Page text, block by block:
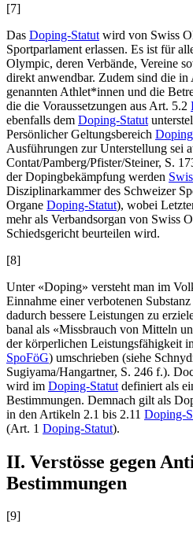
[7]
Das Doping-Statut wird von Swiss
Sportparlament erlassen. Es ist für
Olympic, deren Verbände, Vereine
direkt anwendbar. Zudem sind die in
genannten Athlet*innen und die
die die Voraussetzungen aus Art. 5.2
ebenfalls dem Doping-Statut
Persönlicher Geltungsbereich
Ausführungen zur Unterstellung sei
Contat/Pamberg/Pfister/Steiner, S.
der Dopingbekämpfung werden
Disziplinarkammer des Schweizer
Organe Doping-Statut), wobei
mehr als Verbandsorgan von Swiss
Schiedsgericht beurteilen wird.
[8]
Unter «Doping» versteht man im
Einnahme einer verbotenen
dadurch bessere Leistungen zu
banal als «Missbrauch von Mitteln
der körperlichen Leistungsfähigkeit
SpoFöG) umschrieben (siehe
Sugiyama/Hangartner, S. 246 f.).
wird im Doping-Statut definiert als
Bestimmungen. Demnach gilt als
in den Artikeln 2.1 bis 2.11 Doping-
(Art. 1 Doping-Statut).
II. Verstösse gegen
Bestimmungen
[9]